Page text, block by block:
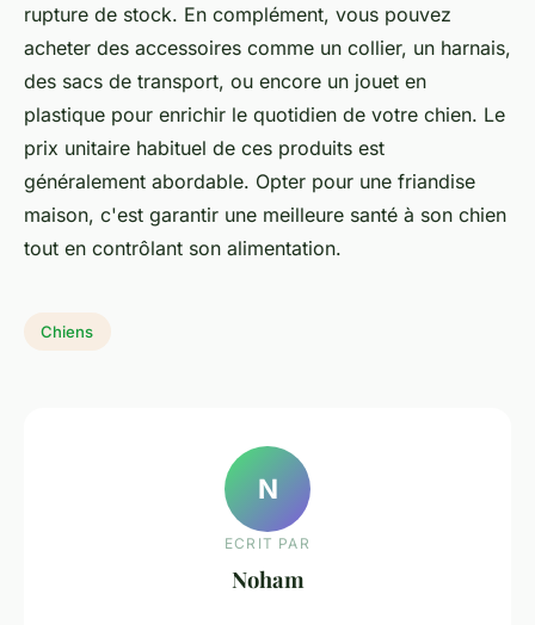
rupture de stock. En complément, vous pouvez
acheter des accessoires comme un collier, un harnais,
des sacs de transport, ou encore un jouet en
plastique pour enrichir le quotidien de votre chien. Le
prix unitaire habituel de ces produits est
généralement abordable. Opter pour une friandise
maison, c'est garantir une meilleure santé à son chien
tout en contrôlant son alimentation.
Chiens
N
ECRIT PAR
Noham